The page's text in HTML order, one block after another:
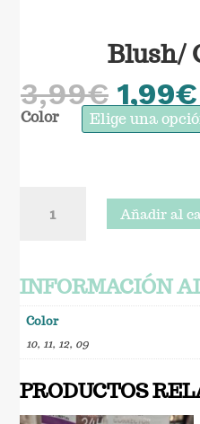
Blush/
3,99€ El
1,99€
Color
Colorete
Añadir al
INFORMACIÓN
Color
10, 11, 12, 09
PRODUCTOS